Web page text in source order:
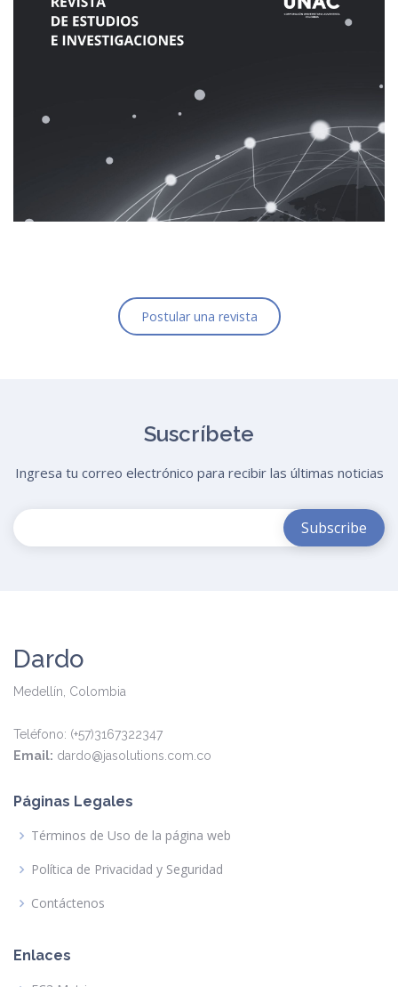
Postular una revista
Suscríbete
Ingresa tu correo electrónico para recibir las últimas noticias
Dardo
Medellín, Colombia
Teléfono: (+57)3167322347
Email: dardo@jasolutions.com.co
Páginas Legales
Términos de Uso de la página web
Política de Privacidad y Seguridad
Contáctenos
Enlaces